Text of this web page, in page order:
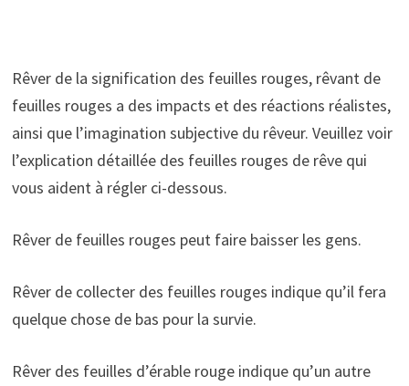
Rêver de la signification des feuilles rouges, rêvant de
feuilles rouges a des impacts et des réactions réalistes,
ainsi que l’imagination subjective du rêveur. Veuillez voir
l’explication détaillée des feuilles rouges de rêve qui
vous aident à régler ci-dessous.
Rêver de feuilles rouges peut faire baisser les gens.
Rêver de collecter des feuilles rouges indique qu’il fera
quelque chose de bas pour la survie.
Rêver des feuilles d’érable rouge indique qu’un autre